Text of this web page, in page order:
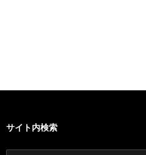
サイト内検索